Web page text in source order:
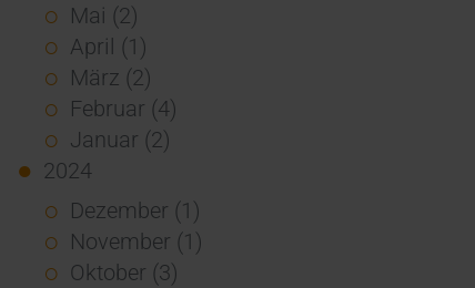
Mai (2)
April (1)
März (2)
Februar (4)
Januar (2)
2024
Dezember (1)
November (1)
Oktober (3)